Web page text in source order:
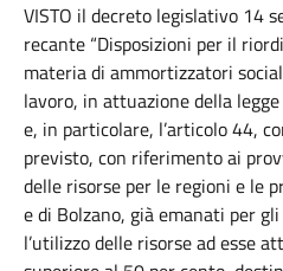
VISTO il decreto legislativo 14
recante “Disposizioni per il
materia di ammortizzatori
lavoro, in attuazione della
e, in particolare, l’articolo 44,
previsto, con riferimento ai
delle risorse per le regioni e le
e di Bolzano, già emanati per
l’utilizzo delle risorse ad esse